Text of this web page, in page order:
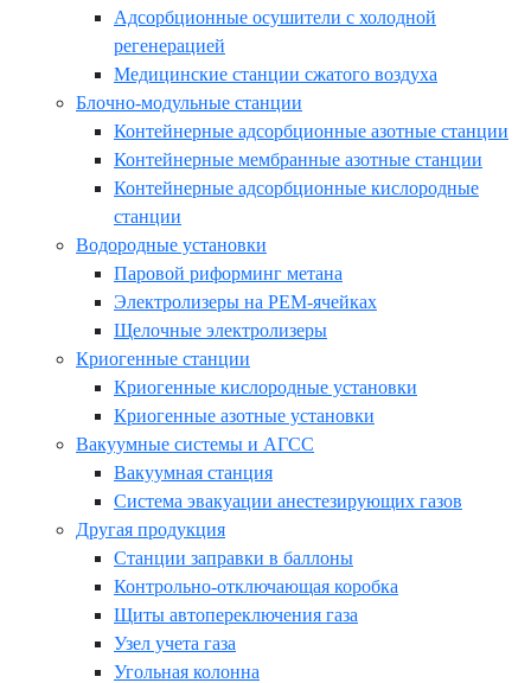
Адсорбционные осушители с холодной
регенерацией
Медицинские станции сжатого воздуха
Блочно-модульные станции
Контейнерные адсорбционные азотные станции
Контейнерные мембранные азотные станции
Контейнерные адсорбционные кислородные
станции
Водородные установки
Паровой риформинг метана
Электролизеры на PEM-ячейках
Щелочные электролизеры
Криогенные станции
Криогенные кислородные установки
Криогенные азотные установки
Вакуумные системы и АГСС
Вакуумная станция
Система эвакуации анестезирующих газов
Другая продукция
Станции заправки в баллоны
Контрольно-отключающая коробка
Щиты автопереключения газа
Узел учета газа
Угольная колонна